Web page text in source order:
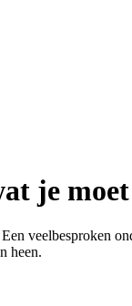
je
veelbesproken
heen.